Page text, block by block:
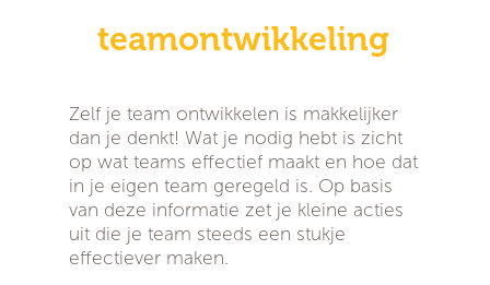
teamontwikkeling
Zelf je team ontwikkelen is makkelijker
dan je denkt! Wat je nodig hebt is zicht
op wat teams effectief maakt en hoe dat
in je eigen team geregeld is. Op basis
van deze informatie zet je kleine acties
uit die je team steeds een stukje
effectiever maken.